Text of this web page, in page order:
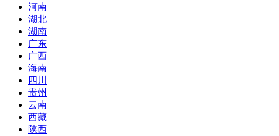
河南
湖北
湖南
广东
广西
海南
四川
贵州
云南
西藏
陕西